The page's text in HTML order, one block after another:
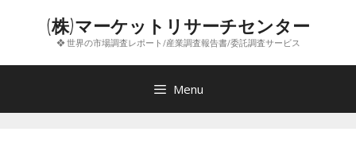
ン
(株)マーケットリサーチセンター
❖ 世界の市場調査レポート/産業調査報告書/委託調査サービス
Menu